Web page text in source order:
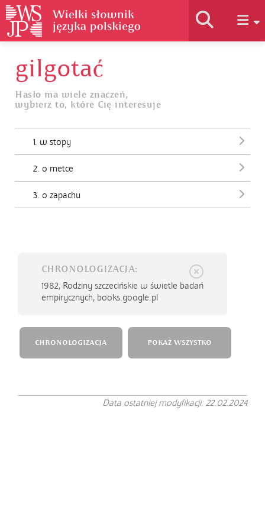
Historia słownika
Jak korzystać
gilgotać
Hasło ma wiele znaczeń,
wybierz to, które Cię interesuje
1. w stopy
2. o metce
3. o zapachu
CHRONOLOGIZACJA:
1982, Rodziny szczecińskie w świetle badań
empirycznych, books.google.pl
CHRONOLOGIZACJA POKAŻ WSZYSTKO
Data ostatniej modyfikacji: 22.02.2024